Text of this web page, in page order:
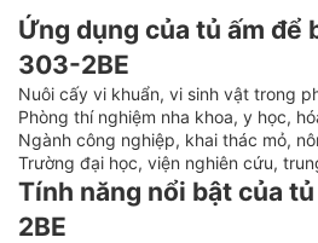
Ứng dụng của tủ ấm để
303-2BE
Nuôi cấy vi khuẩn, vi sinh vật trong
Phòng thí nghiệm nha khoa, y học,
Ngành công nghiệp, khai thác mỏ,
Trường đại học, viện nghiên cứu,
Tính năng nổi bật của
2BE